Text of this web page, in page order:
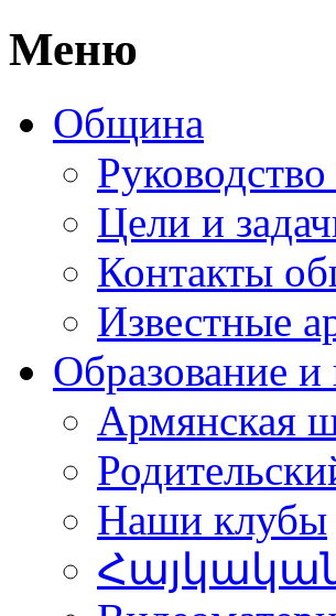
Меню
Община
Цели и
Контакты
Известные
Образование и
Армянская
Наши клубы